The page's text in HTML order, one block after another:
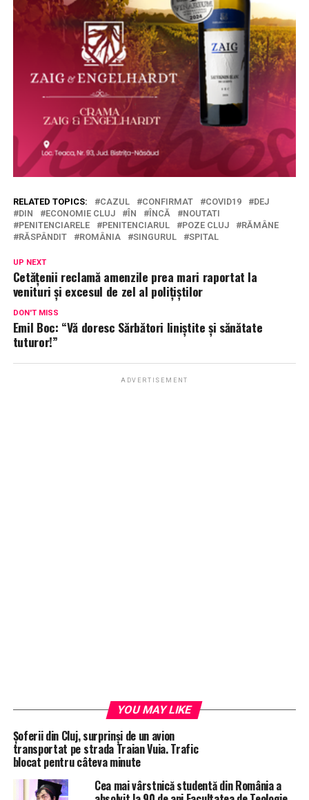
RELATED TOPICS: CAZUL CONFIRMAT COVID19
DEJ
DIN
ECONOMIE CLUJ ÎN ÎNCĂ
NOUTATI
PENITENCIARELE
PENITENCIARUL POZE CLUJ
RĂMÂNE
RĂSPÂNDIT
ROMÂNIA SINGURUL SPITAL
UP NEXT
Cetățenii reclamă amenzile prea mari raportat la
venituri și excesul de zel al polițiștilor
DON'T MISS
Emil Boc: “Vă doresc Sărbători liniștite și sănătate
tuturor!”
ADVERTISEMENT
YOU MAY LIKE
Șoferii din Cluj, surprinși de un avion
transportat pe strada Traian Vuia. Trafic
blocat pentru câteva minute
Cea mai vârstnică studentă din România a